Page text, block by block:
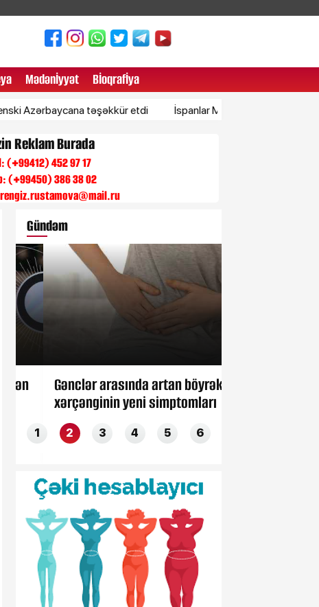
Mədənİyyət Bİoqrafİya
təşəkkür etdi İspanlar Mərakeşi ittiham edir:
Reklam Burada
(+99412) 452 97 17
(+99450) 386 38 02
Gündəm
Gənclər arasında artan böyrək
xərçənginin yeni simptomları
1 2 3 4 5 6